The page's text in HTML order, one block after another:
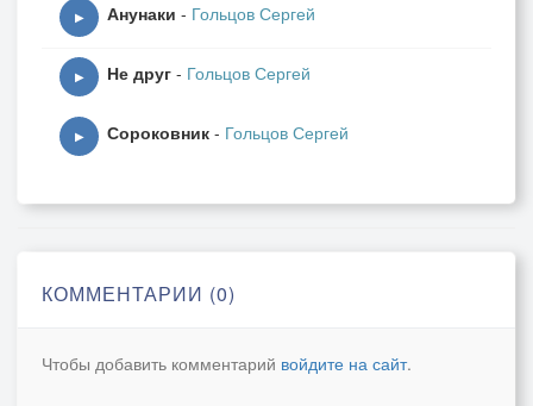
▶ Анунаки - Гольцов Сергей
▶ Не друг - Гольцов Сергей
▶ Сороковник - Гольцов Сергей
КОММЕНТАРИИ (0)
Чтобы добавить комментарий войдите на сайт.